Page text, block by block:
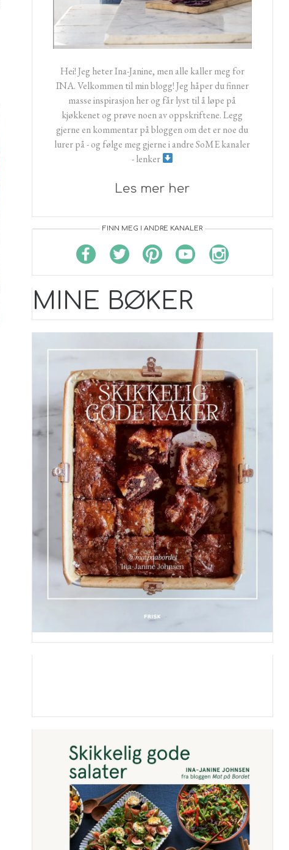
Hei! Jeg heter Ina-Janine, men alle kaller meg for
INA. Velkommen til min blogg! Jeg håper du finner
masse inspirasjon her og får lyst til å løpe på
kjøkkenet og prøve noen av oppskriftene. Legg
gjerne en kommentar på bloggen om det er noe du
lurer på - og følge meg gjerne i andre SoME kanaler
- lenker
Les mer her
FINN MEG I ANDRE KANALER
MINE BØKER